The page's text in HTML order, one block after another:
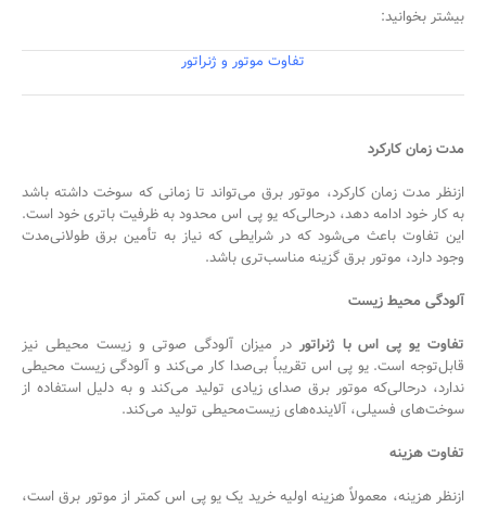
بیشتر بخوانید:
تفاوت موتور و ژنراتور
مدت زمان کارکرد
ازنظر مدت زمان کارکرد، موتور برق می‌تواند تا زمانی که سوخت داشته باشد
به کار خود ادامه دهد، درحالی‌که یو پی اس محدود به ظرفیت باتری خود است.
این تفاوت باعث می‌شود که در شرایطی که نیاز به تأمین برق طولانی‌مدت
وجود دارد، موتور برق گزینه مناسب‌تری باشد.
آلودگی محیط زیست
تفاوت یو پی اس با ژنراتور در میزان آلودگی صوتی و زیست محیطی نیز
قابل‌توجه است. یو پی اس تقریباً بی‌صدا کار می‌کند و آلودگی زیست محیطی
ندارد، درحالی‌که موتور برق صدای زیادی تولید می‌کند و به دلیل استفاده از
سوخت‌های فسیلی، آلاینده‌های زیست‌محیطی تولید می‌کند.
تفاوت هزینه
ازنظر هزینه، معمولاً هزینه اولیه خرید یک یو پی اس کمتر از موتور برق است،